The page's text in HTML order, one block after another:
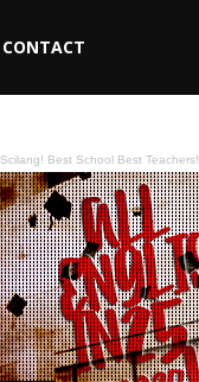
CONTACT
Scilang! Best School Best Teachers!